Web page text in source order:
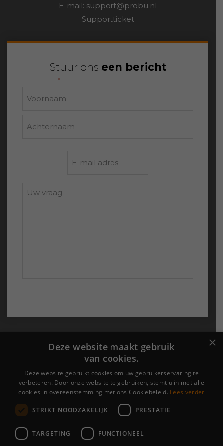
E-mail: support@probu.nl
Supportticket
Stuur ons een bericht
*" geeft vereiste velden aan
Uw
›Over ons
›Portfolio
›Contact
Algemene voorwaarden |Cookieverklaring &
Privacyverklaring
×
Deze website maakt gebruik
van cookies.
Deze website gebruikt cookies om uw gebruikerservaring te
verbeteren. Door onze website te gebruiken, stemt u in met alle
cookies in overeenstemming met ons Cookiebeleid. Lees verder
STRIKT NOODZAKELIJK PRESTATIE
TARGETING FUNCTIONEEL